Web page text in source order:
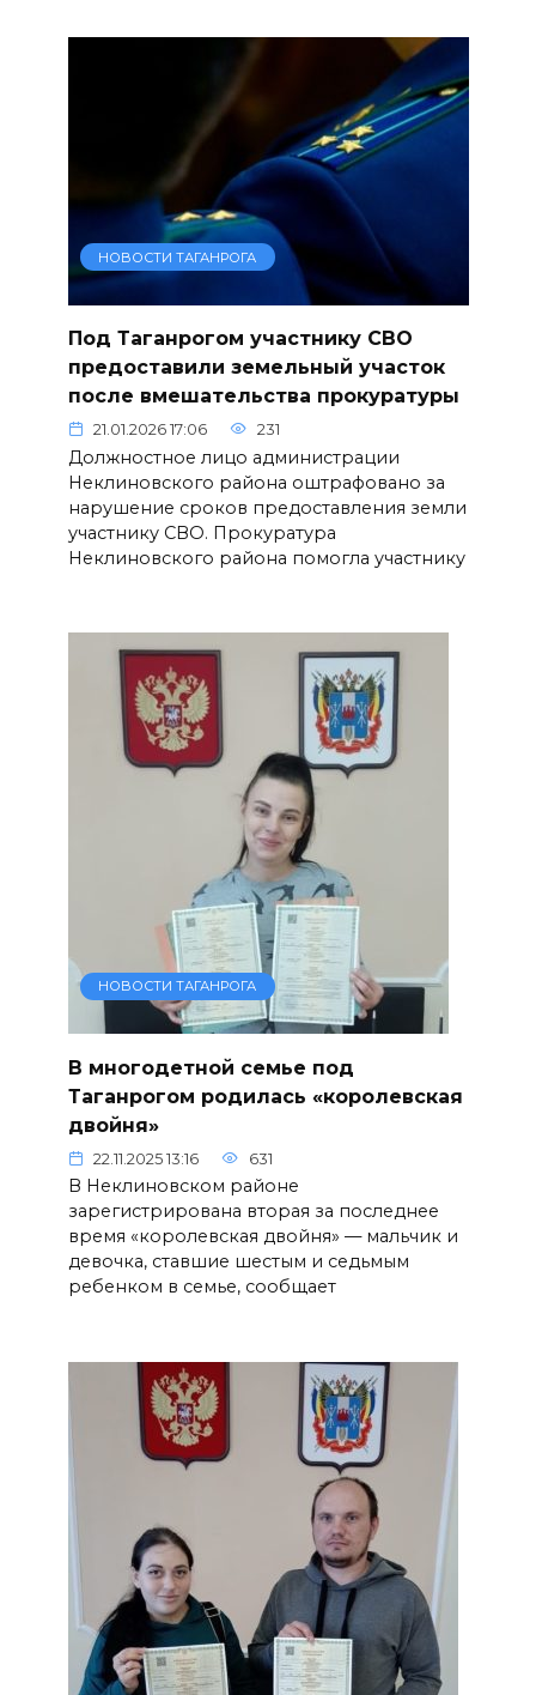
НОВОСТИ ТАГАНРОГА
Под Таганрогом участнику СВО
предоставили земельный участок
после вмешательства прокуратуры
21.01.2026 17:06 231
Должностное лицо администрации
Неклиновского района оштрафовано за
нарушение сроков предоставления земли
участнику СВО. Прокуратура
Неклиновского района помогла участнику
НОВОСТИ ТАГАНРОГА
В многодетной семье под
Таганрогом родилась «королевская
двойня»
22.11.2025 13:16 631
В Неклиновском районе
зарегистрирована вторая за последнее
время «королевская двойня» — мальчик и
девочка, ставшие шестым и седьмым
ребенком в семье, сообщает